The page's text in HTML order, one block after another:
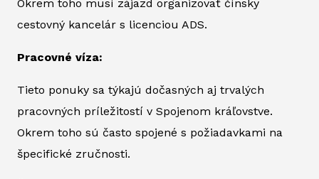
Okrem toho musí zájazd organizovať čínsky
cestovný kancelár s licenciou ADS.
Pracovné víza:
Tieto ponuky sa týkajú dočasných aj trvalých
pracovných príležitostí v Spojenom kráľovstve.
Okrem toho sú často spojené s požiadavkami na
špecifické zručnosti.